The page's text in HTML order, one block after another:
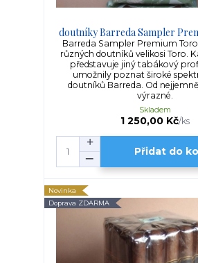
doutníky Barreda Sampler
Barreda Sampler Premium
různých doutníků velikosi Toro.
představuje jiný tabákový
umožnily poznat široké
doutníků Barreda. Od
výrazné.
1 250,00 Kč/ks
Skladem
Přidat do
Novinka
Doprava ZDARMA